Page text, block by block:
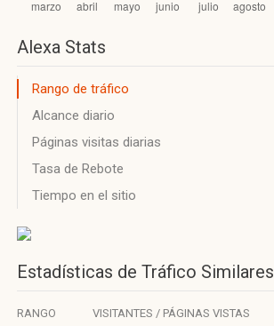
Alexa Stats
Rango de tráfico
Alcance diario
Páginas visitas diarias
Tasa de Rebote
Tiempo en el sitio
Estadísticas de Tráfico Similares
RANGO VISITANTES / PÁGINAS VISTAS